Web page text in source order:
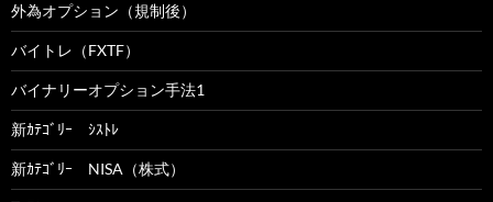
外為オプション（規制後）
バイトレ（FXTF）
バイナリーオプション手法1
新ｶﾃｺﾞﾘｰ ｼｽﾄﾚ
新ｶﾃｺﾞﾘｰ NISA（株式）